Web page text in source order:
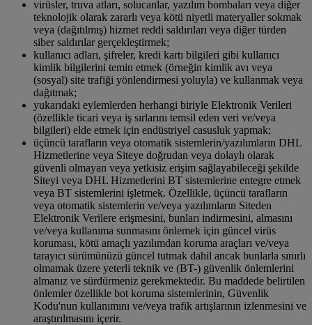
virüsler, truva atları, solucanlar, yazılım bombaları veya diğer
teknolojik olarak zararlı veya kötü niyetli materyaller sokmak
veya (dağıtılmış) hizmet reddi saldırıları veya diğer türden
siber saldırılar gerçekleştirmek;
kullanıcı adları, şifreler, kredi kartı bilgileri gibi kullanıcı
kimlik bilgilerini temin etmek (örneğin kimlik avı veya
(sosyal) site trafiği yönlendirmesi yoluyla) ve kullanmak veya
dağıtmak;
yukarıdaki eylemlerden herhangi biriyle Elektronik Verileri
(özellikle ticari veya iş sırlarını temsil eden veri ve/veya
bilgileri) elde etmek için endüstriyel casusluk yapmak;
üçüncü tarafların veya otomatik sistemlerin/yazılımların DHL
Hizmetlerine veya Siteye doğrudan veya dolaylı olarak
güvenli olmayan veya yetkisiz erişim sağlayabileceği şekilde
Siteyi veya DHL Hizmetlerini BT sistemlerine entegre etmek
veya BT sistemlerini işletmek. Özellikle, üçüncü tarafların
veya otomatik sistemlerin ve/veya yazılımların Siteden
Elektronik Verilere erişmesini, bunları indirmesini, almasını
ve/veya kullanıma sunmasını önlemek için güncel virüs
koruması, kötü amaçlı yazılımdan koruma araçları ve/veya
tarayıcı sürümünüzü güncel tutmak dahil ancak bunlarla sınırlı
olmamak üzere yeterli teknik ve (BT-) güvenlik önlemlerini
almanız ve sürdürmeniz gerekmektedir. Bu maddede belirtilen
önlemler özellikle bot koruma sistemlerinin, Güvenlik
Kodu'nun kullanımını ve/veya trafik artışlarının izlenmesini ve
araştırılmasını içerir.